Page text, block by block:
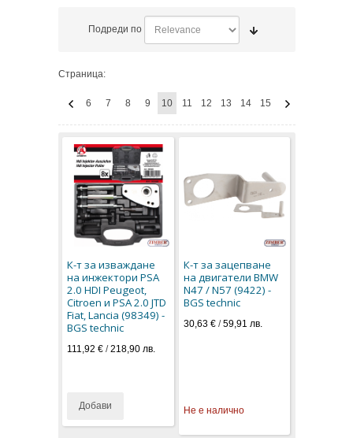
Подреди по
Страница:
6 7 8 9 10 11 12 13 14 15
К-т за изваждане
на инжектори PSA
2.0 HDI Peugeot,
Citroen и PSA 2.0 JTD
Fiat, Lancia (98349) -
BGS technic
111,92 € /218,90 лв.
Добави
К-т за зацепване
на двигатели BMW
N47 / N57 (9422) -
BGS technic
30,63 €/59,91 лв.
Не е налично